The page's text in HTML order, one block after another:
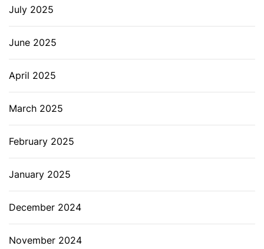
July 2025
June 2025
April 2025
March 2025
February 2025
January 2025
December 2024
November 2024